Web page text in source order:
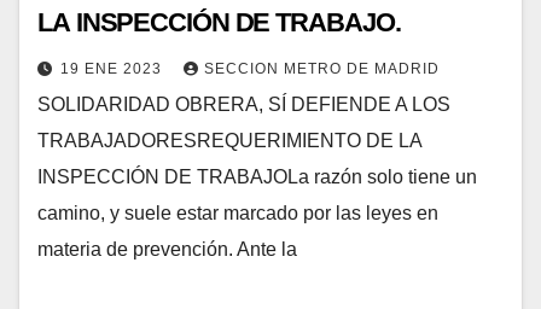
LA INSPECCIÓN DE TRABAJO.
19 ENE 2023 SECCION METRO DE MADRID
SOLIDARIDAD OBRERA, SÍ DEFIENDE A LOS
TRABAJADORESREQUERIMIENTO DE LA
INSPECCIÓN DE TRABAJOLa razón solo tiene un
camino, y suele estar marcado por las leyes en
materia de prevención. Ante la